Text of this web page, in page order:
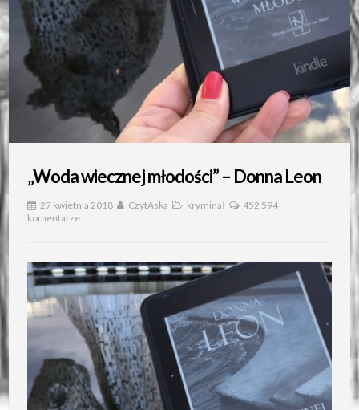
„Woda wiecznej młodości” – Donna Leon
27 kwietnia 2018 CzytAska kryminał
452 594
komentarze